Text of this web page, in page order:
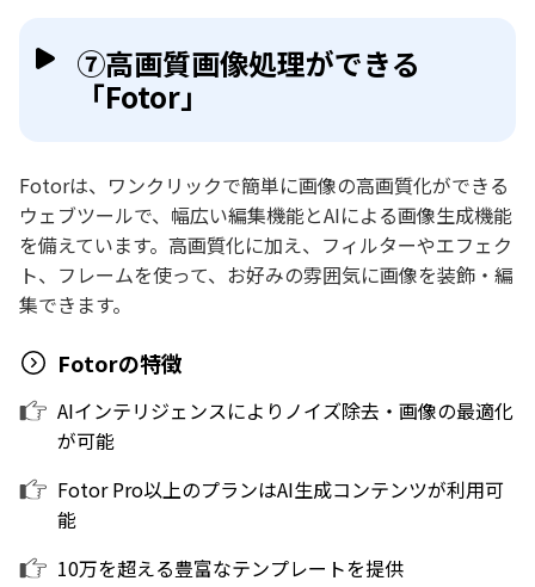
⑦高画質画像処理ができる
「Fotor」
Fotorは、ワンクリックで簡単に画像の高画質化ができる
ウェブツールで、幅広い編集機能とAIによる画像生成機能
を備えています。高画質化に加え、フィルターやエフェク
ト、フレームを使って、お好みの雰囲気に画像を装飾・編
集できます。
Fotorの特徴
AIインテリジェンスによりノイズ除去・画像の最適化
が可能
Fotor Pro以上のプランはAI生成コンテンツが利用可
能
10万を超える豊富なテンプレートを提供